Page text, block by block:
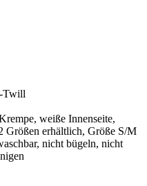
Twill
weiße Innenseite,
Größen erhältlich, Größe S/M
nicht bügeln, nicht